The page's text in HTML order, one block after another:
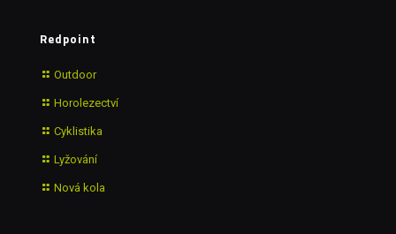
Redpoint
Outdoor
Horolezectví
Cyklistika
Lyžování
Nová kola